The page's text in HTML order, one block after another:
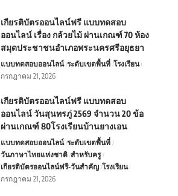
เกียรติบัตรออนไลน์ฟรี แบบทดสอบ
ออนไลน์ เรื่อง กล้วยไม้ ผ่านเกณฑ์ 70 ห้อง
สมุดประชาชนอำเภอพระนครศรีอยุธยา
แบบทดสอบออนไลน์ ระดับเขตพื้นที่ โรงเรียน
กรกฎาคม 21, 2026
เกียรติบัตรออนไลน์ฟรี แบบทดสอบ
ออนไลน์ วันสุนทรภู่ 2569 จำนวน 20 ข้อ
ผ่านเกณฑ์ 80โรงเรียนบ้านยางเอน
แบบทดสอบออนไลน์ ระดับเขตพื้นที่
วันภาษาไทยแห่งชาติ สำหรับครู
เกียรติบัตรออนไลน์ฟรี-วันสำคัญ โรงเรียน
กรกฎาคม 21, 2026